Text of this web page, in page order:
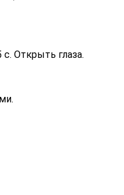
Открыть глаза.